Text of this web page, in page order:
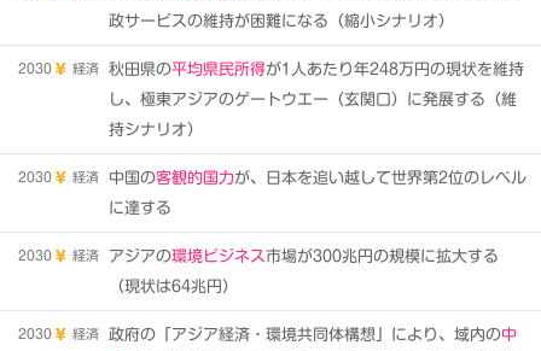
政サービスの維持が困難になる（縮小シナリオ）
2030 経済 秋田県の平均県民所得が1人あたり年248万円の現状を維持
し、極東アジアのゲートウエー（玄関口）に発展する（維
持シナリオ）
2030 経済 中国の客観的国力が、日本を追い越して世界第2位のレベル
に達する
2030 経済 アジアの環境ビジネス市場が300兆円の規模に拡大する
（現状は64兆円）
2030 経済 政府の「アジア経済・環境共同体構想」により、域内の中